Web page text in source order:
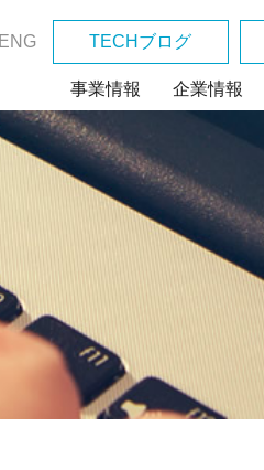
事業情報 企業情報
ENG TECHブログ